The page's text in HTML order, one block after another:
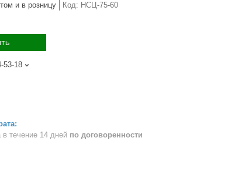
и в розницу Код: НСЦ-75-60
53-18
в течение 14 дней по договоренности